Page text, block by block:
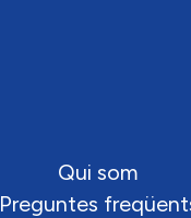
Qui som
Preguntes